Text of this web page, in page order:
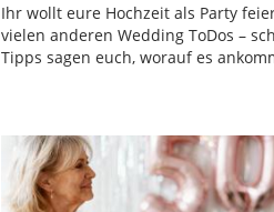
Ihr wollt eure Hochzeit als Party
vielen anderen Wedding ToDos –
Tipps sagen euch, worauf es